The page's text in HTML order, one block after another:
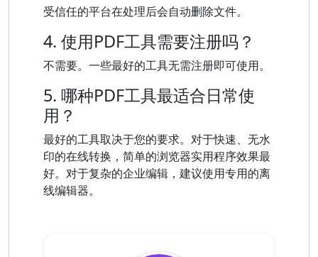
受信任的平台在处理后会自动删除文件。
4. 使用PDF工具需要注册吗？
不需要。一些最好的工具无需注册即可使用。
5. 哪种PDF工具最适合日常使
用？
最好的工具取决于您的要求。对于快速、无水
印的在线转换，简单的浏览器实用程序效果最
好。对于复杂的企业编辑，建议使用专用的离
线编辑器。